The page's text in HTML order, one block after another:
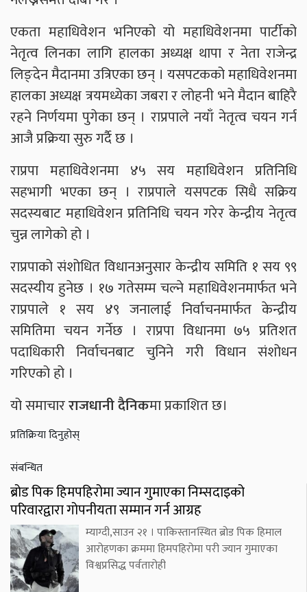
एकता महाधिवेशन भनिएको यो महाधिवेशनमा पार्टीको
नेतृत्व लिनका लागि हालका अध्यक्ष थापा र नेता राजेन्द्र
लिङ्देन मैदानमा उत्रिएका छन् । यसपटकको महाधिवेशनमा
हालका अध्यक्ष त्रयमध्येका जबरा र लोहनी भने मैदान बाहिरै
रहने निर्णयमा पुगेका छन् । राप्रपाले नयाँ नेतृत्व चयन गर्न
आजै प्रक्रिया सुरु गर्दै छ ।
राप्रपा महाधिवेशनमा ४५ सय महाधिवेशन प्रतिनिधि
सहभागी भएका छन् । राप्रपाले यसपटक सिधै सक्रिय
सदस्यबाट महाधिवेशन प्रतिनिधि चयन गरेर केन्द्रीय नेतृत्व
चुन्न लागेको हो ।
राप्रपाको संशोधित विधानअनुसार केन्द्रीय समिति १ सय ९९
सदस्यीय हुनेछ । १७ गतेसम्म चल्ने महाधिवेशनमार्फत भने
राप्रपाले १ सय ४९ जनालाई निर्वाचनमार्फत केन्द्रीय
समितिमा चयन गर्नेछ । राप्रपा विधानमा ७५ प्रतिशत
पदाधिकारी निर्वाचनबाट चुनिने गरी विधान संशोधन
गरिएको हो ।
यो समाचारराजधानी दैनिकमा प्रकाशित छ।
प्रतिक्रिया दिनुहोस्
संबन्धित
ब्रोड पिक हिमपहिरोमा ज्यान गुमाएका निम्सदाइको
परिवारद्वारा गोपनीयता सम्मान गर्न आग्रह
म्याग्दी,साउन २१ । पाकिस्तानस्थित ब्रोड पिक हिमाल
आरोहणका क्रममा हिमपहिरोमा परी ज्यान गुमाएका
विश्वप्रसिद्ध पर्वतारोही